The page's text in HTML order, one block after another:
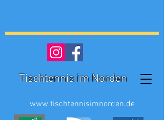
Tischtennis im Norden
www.tischtennisimnorden.de